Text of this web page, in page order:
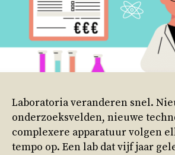
Laboratoria veranderen snel.
onderzoeksvelden, nieuwe
complexere apparatuur volgen
tempo op. Een lab dat vijf jaar